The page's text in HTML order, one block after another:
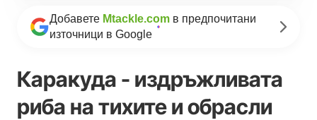
Добавете Mtackle.com в предпочитани
източници в Google
Каракуда - издръжливата
риба на тихите и обрасли